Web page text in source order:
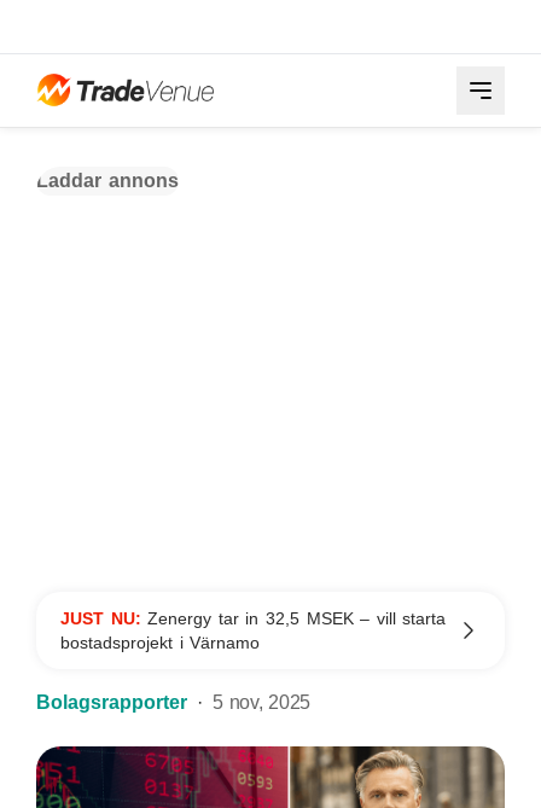
Laddar annons
JUST NU:Zenergy tar in 32,5 MSEK – vill starta
bostadsprojekt i Värnamo
Bolagsrapporter 5 nov, 2025